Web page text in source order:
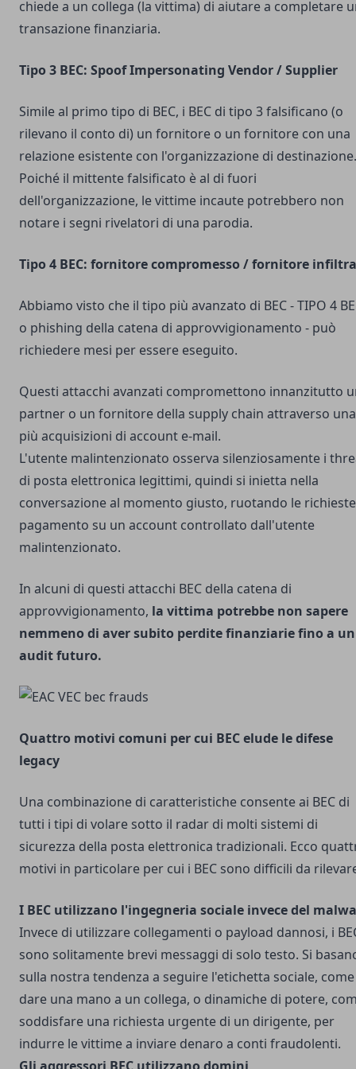
chiede a un collega (la vittima) di aiutare a completare
transazione finanziaria.
Tipo 3 BEC: Spoof Impersonating Vendor / Supplier
Simile al primo tipo di BEC, i BEC di tipo 3 falsificano (o
rilevano il conto di) un fornitore o un fornitore con una
relazione esistente con l'organizzazione di destinazione.
Poiché il mittente falsificato è al di fuori
dell'organizzazione, le vittime incaute potrebbero non
notare i segni rivelatori di una parodia.
Tipo 4 BEC: fornitore compromesso / fornitore
Abbiamo visto che il tipo più avanzato di BEC - TIPO 4
o phishing della catena di approvvigionamento - può
richiedere mesi per essere eseguito.
Questi attacchi avanzati compromettono innanzitutto
partner o un fornitore della supply chain attraverso
più acquisizioni di account e-mail.
L'utente malintenzionato osserva silenziosamente i
di posta elettronica legittimi, quindi si inietta nella
conversazione al momento giusto, ruotando le
pagamento su un account controllato dall'utente
malintenzionato.
In alcuni di questi attacchi BEC della catena di
approvvigionamento, la vittima potrebbe non sapere
nemmeno di aver subito perdite finanziarie fino a un
audit futuro.
Quattro motivi comuni per cui BEC elude le difese
legacy
Una combinazione di caratteristiche consente ai BEC di
tutti i tipi di volare sotto il radar di molti sistemi di
sicurezza della posta elettronica tradizionali. Ecco
motivi in particolare per cui i BEC sono difficili da
I BEC utilizzano l'ingegneria sociale invece del
Invece di utilizzare collegamenti o payload dannosi, i
sono solitamente brevi messaggi di solo testo. Si
sulla nostra tendenza a seguire l'etichetta sociale, come
dare una mano a un collega, o dinamiche di potere,
soddisfare una richiesta urgente di un dirigente, per
indurre le vittime a inviare denaro a conti fraudolenti.